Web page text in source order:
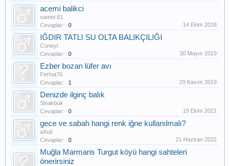
acemi balikci
samet.61
Cevaplar:
0 14 Ekim 2018
IĞDIR TATLI SU OLTA BALIKÇILIĞI
Cuneyt
Cevaplar:
0 30 Mayıs 2019
Ezber bozan lüfer avı
Ferhat76
Cevaplar:
1 29 Kasım 2019
Denizde ilginç balık
Sinakbük
Cevaplar:
0 19 Ekim 2021
gece ve sabah hangi renk iğne kullanılmalı?
aXuti
Cevaplar:
0 21 Haziran 2022
Muğla Marmaris Turgut köyü hangi sahteleri
önerirsiniz